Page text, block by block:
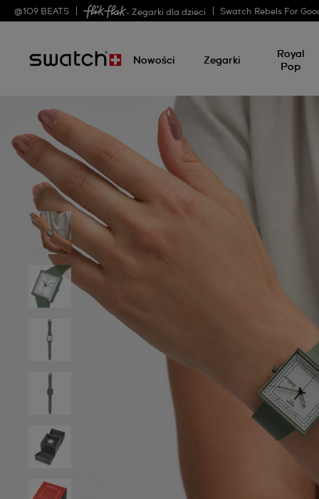
@109 BEATS - Zegarki dla dzieci Swatch Rebels For
Nowości Zegarki
Royal
Pop